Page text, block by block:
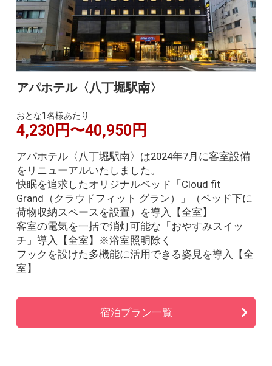
アパホテル〈八丁堀駅南〉
おとな1名様あたり
4,230円〜40,950円
アパホテル〈八丁堀駅南〉は2024年7月に客室設備
をリニューアルいたしました。
快眠を追求したオリジナルベッド「Cloud fit
Grand（クラウドフィット グラン）」（ベッド下に
荷物収納スペースを設置）を導入【全室】
客室の電気を一括で消灯可能な「おやすみスイッ
チ」導入【全室】※浴室照明除く
フックを設けた多機能に活用できる姿見を導入【全
室】
宿泊プラン一覧